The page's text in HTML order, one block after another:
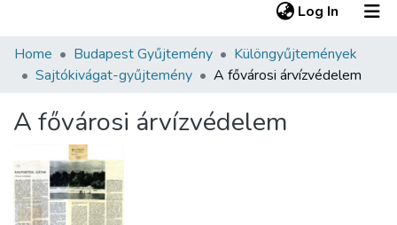
Log In (current)
Communities & Collections
Statistics
About us
Home Budapest Gyűjtemény
Különgyűjtemények
Sajtókivágat-gyűjtemény
A fővárosi árvízvédelem
A fővárosi árvízvédelem